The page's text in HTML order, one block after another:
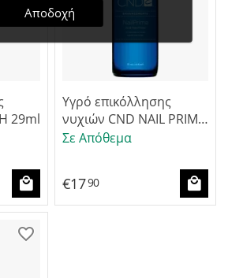
29ml
Υγρό επικόλλησης
νυχιών CND NAIL PRIME
15ml (primer)
Σε Απόθεμα
€1790
Αποδοχή